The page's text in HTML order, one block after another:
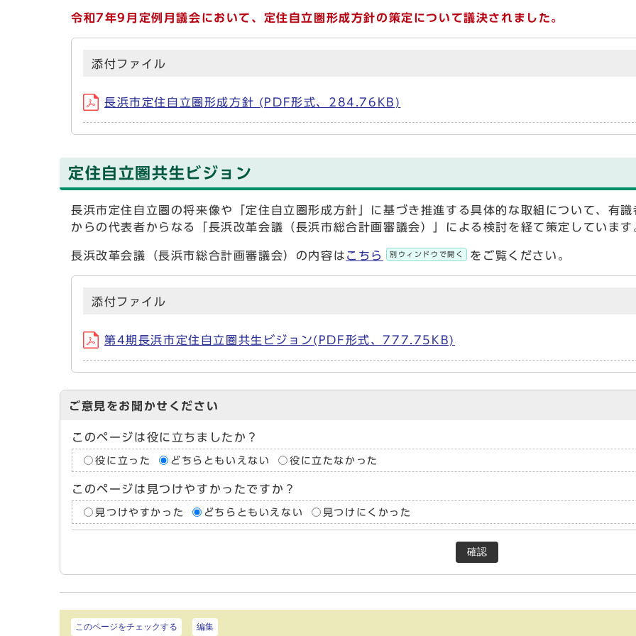
令和7年9月定例月議会において、定住自立圏形成方針の策定について議決されました。
添付ファイル
長浜市定住自立圏形成方針 (PDF形式、284.76KB)
定住自立圏共生ビジョン
長浜市定住自立圏の将来像や「定住自立圏形成方針」に基づき推進する具体的な取組について、有識
からの代表者からなる「長浜改革会議（長浜市総合計画審議会）」による検討を経て策定しています
長浜改革会議（長浜市総合計画審議会）の内容は こちら 別ウィンドウで開く をご覧ください。
添付ファイル
第4期長浜市定住自立圏共生ビジョン(PDF形式、777.75KB)
ご意見をお聞かせください
このページは役に立ちましたか？
役に立った どちらともいえない 役に立たなかった
このページは見つけやすかったですか？
見つけやすかった どちらともいえない 見つけにくかった
確認
このページをチェックする 編集